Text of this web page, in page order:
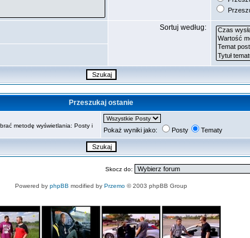
Sortuj według:
Przeszukaj ostanie
metodę wyświetlania: Posty i
Pokaż wyniki jako: Posty Tematy
Skocz do:
Powered by phpBB modified by Przemo © 2003 phpBB Group